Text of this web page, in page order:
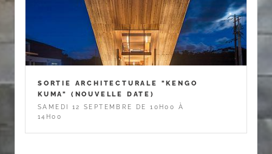
SORTIE ARCHITECTURALE "KENGO
KUMA" (NOUVELLE DATE)
SAMEDI 12 SEPTEMBRE DE 10H00 À
14H00